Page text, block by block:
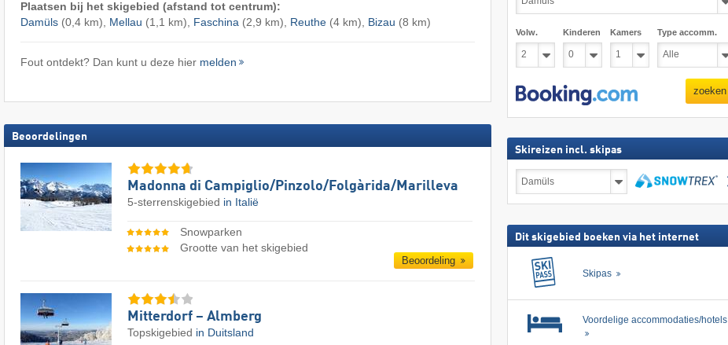
Plaatsen bij het skigebied (afstand tot centrum):
Damüls(0,4 km), Mellau (1,1 km), Faschina (2,9 km), Reuthe(4 km), Bizau (8 km)
Fout ontdekt? Dan kunt u deze hier melden
Beoordelingen
Madonna di Campiglio/​Pinzolo/​Folgàrida/​Marilleva
5-sterrenskigebied in Italië
Snowparken
Grootte van het skigebied
Beoordeling
Mitterdorf – Almberg
Topskigebied in Duitsland
Volw. Kinderen Kamers Type accomm.
zoeken
Skireizen incl. skipas
incl.
Dit skigebied boeken via het internet
Skipas
Voordelige accommodaties/hotels